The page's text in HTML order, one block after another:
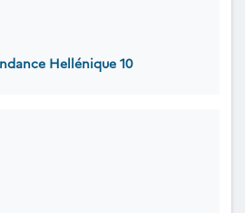
Hellénique 10